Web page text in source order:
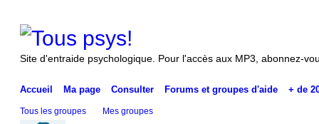
Site d'entraide psychologique. Pour l'accès aux MP3, abonnez-
Accueil Ma page Consulter Forums et groupes d'aide + de
Tous les groupes Mes groupes